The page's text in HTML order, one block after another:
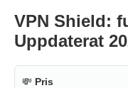
VPN Shield:
Uppdaterat
💸 Pris